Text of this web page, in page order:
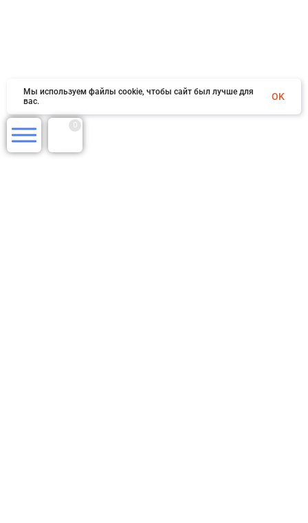
0
Мы используем файлы cookie, чтобы сайт был лучше для
вас.
OK